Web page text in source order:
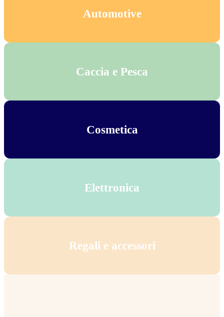
Automotive
Caccia e Pesca
Cosmetica
Elettronica
Regali e accessori